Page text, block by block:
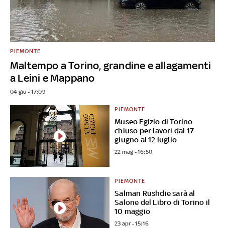
Maltempo a Torino, grandine e allagamenti
a Leini e Mappano
PIEMONTE
04 giu - 17:09
Museo Egizio di Torino
chiuso per lavori dal 17
giugno al 12 luglio
PIEMONTE
22 mag - 16:50
Salman Rushdie sarà al
Salone del Libro di Torino il
10 maggio
PIEMONTE
23 apr - 15:16